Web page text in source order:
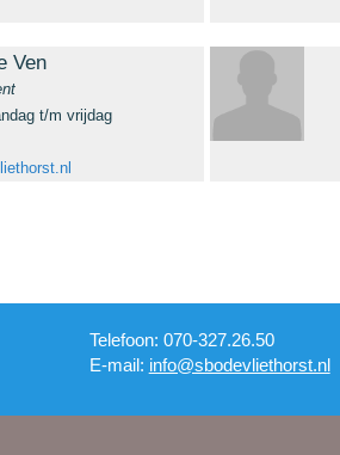
Ven
t/m vrijdag
Telefoon: 070-327.26.50
E-mail: info@sbodevliethorst.nl